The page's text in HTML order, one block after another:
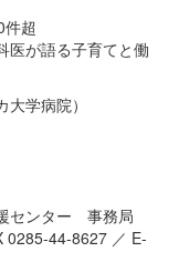
超
が語る子育てと働
大学病院）
センター 事務局
44-8627 ／ E-